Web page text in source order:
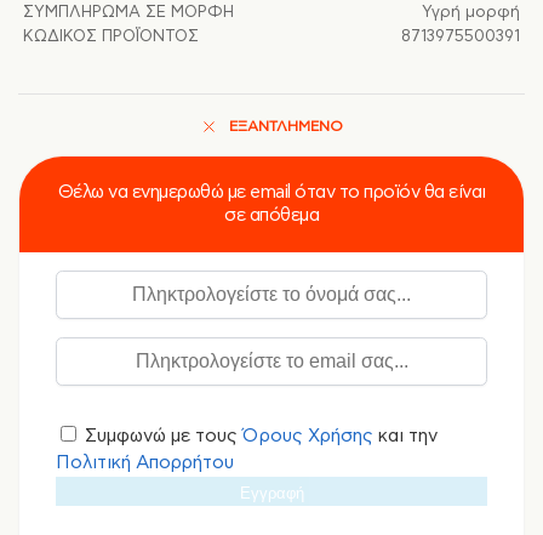
ΣΥΜΠΛΉΡΩΜΑ ΣΕ ΜΟΡΦΉ
Υγρή μορφή
ΚΩΔΙΚΌΣ ΠΡΟΪΌΝΤΟΣ
8713975500391
ΕΞΑΝΤΛΗΜΈΝΟ
Θέλω να ενημερωθώ με email όταν το προϊόν θα είναι
σε απόθεμα
Συμφωνώ με τουςΌρους Χρήσης και την
Πολιτική Απορρήτου
Εγγραφή